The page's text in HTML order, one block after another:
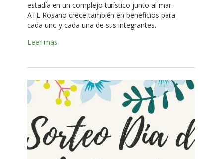
estadía en un complejo turístico junto al mar.
ATE Rosario crece también en beneficios para
cada uno y cada una de sus integrantes.
Leer más